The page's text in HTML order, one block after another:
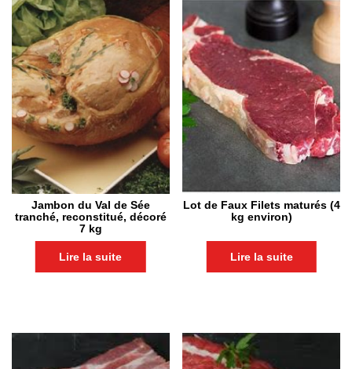
Jambon du Val de Sée
tranché, reconstitué, décoré
7 kg
Lire la suite
Lot de Faux Filets maturés (4
kg environ)
Lire la suite